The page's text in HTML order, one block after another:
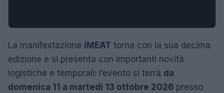
La manifestazione iMEAT torna con la sua decima
edizione e si presenta con importanti novità
logistiche e temporali: l’evento si terrà da
domenica 11 a martedì 13 ottobre 2026 presso